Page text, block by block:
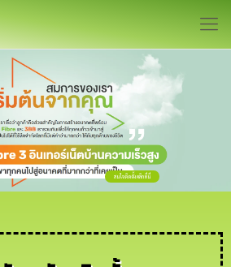
สนใจติดตั้ง คลิกที่นี่